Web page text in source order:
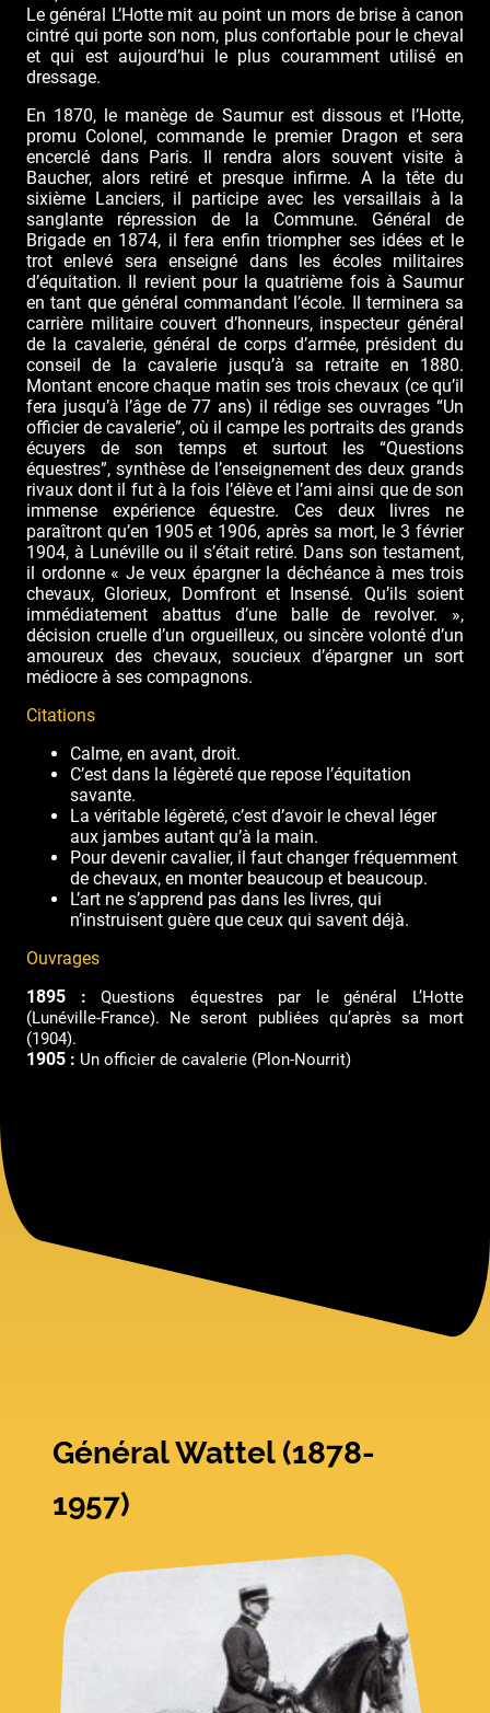
Le général L’Hotte mit au point un mors de brise à canon
cintré qui porte son nom, plus confortable pour le cheval
et qui est aujourd’hui le plus couramment utilisé en
dressage.
En 1870, le manège de Saumur est dissous et l’Hotte,
promu Colonel, commande le premier Dragon et sera
encerclé dans Paris. Il rendra alors souvent visite à
Baucher, alors retiré et presque infirme. A la tête du
sixième Lanciers, il participe avec les versaillais à la
sanglante répression de la Commune. Général de
Brigade en 1874, il fera enfin triompher ses idées et le
trot enlevé sera enseigné dans les écoles militaires
d’équitation. Il revient pour la quatrième fois à Saumur
en tant que général commandant l’école. Il terminera sa
carrière militaire couvert d’honneurs, inspecteur général
de la cavalerie, général de corps d’armée, président du
conseil de la cavalerie jusqu’à sa retraite en 1880.
Montant encore chaque matin ses trois chevaux (ce qu’il
fera jusqu’à l’âge de 77 ans) il rédige ses ouvrages “Un
officier de cavalerie”, où il campe les portraits des grands
écuyers de son temps et surtout les “Questions
équestres”, synthèse de l’enseignement des deux grands
rivaux dont il fut à la fois l’élève et l’ami ainsi que de son
immense expérience équestre. Ces deux livres ne
paraîtront qu’en 1905 et 1906, après sa mort, le 3 février
1904, à Lunéville ou il s’était retiré. Dans son testament,
il ordonne « Je veux épargner la déchéance à mes trois
chevaux, Glorieux, Domfront et Insensé. Qu’ils soient
immédiatement abattus d’une balle de revolver. »,
décision cruelle d’un orgueilleux, ou sincère volonté d’un
amoureux des chevaux, soucieux d’épargner un sort
médiocre à ses compagnons.
Citations
Calme, en avant, droit.
C’est dans la légèreté que repose l’équitation
savante.
La véritable légèreté, c’est d’avoir le cheval léger
aux jambes autant qu’à la main.
Pour devenir cavalier, il faut changer fréquemment
de chevaux, en monter beaucoup et beaucoup.
L’art ne s’apprend pas dans les livres, qui
n’instruisent guère que ceux qui savent déjà.
Ouvrages
1895 : Questions équestres par le général L’Hotte
(Lunéville-France). Ne seront publiées qu’après sa mort
(1904).
1905 : Un officier de cavalerie (Plon-Nourrit)
Général Wattel (1878-
1957)